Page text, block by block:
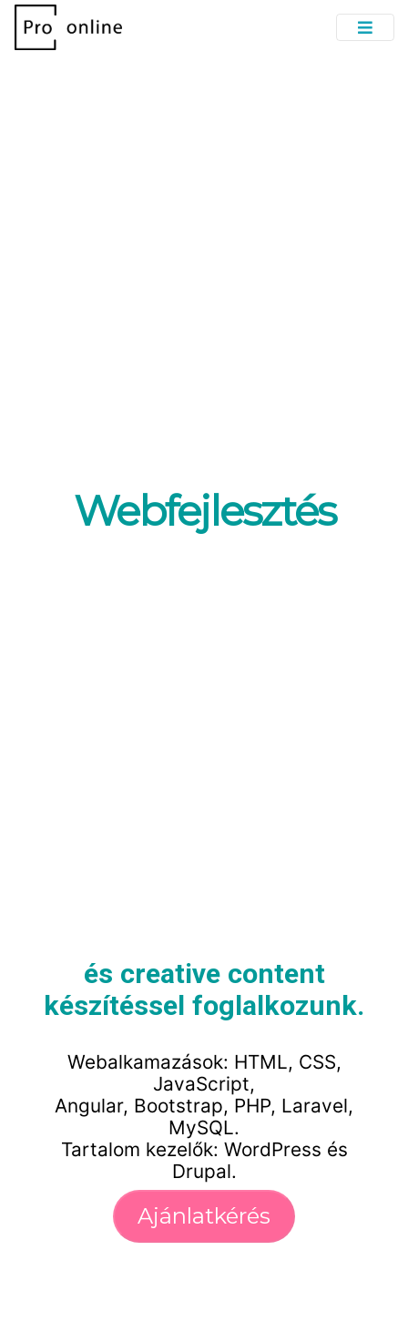
Webfejlesztés
és creative content
készítéssel foglalkozunk.
Webalkamazások: HTML, CSS,
JavaScript,
Angular, Bootstrap, PHP, Laravel,
MySQL.
Tartalom kezelők: WordPress és
Drupal.
Ajánlatkérés